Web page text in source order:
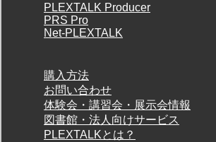
PLEXTALK Producer
PRS Pro
Net-PLEXTALK
購入方法
お問い合わせ
体験会・講習会・展示会情報
図書館・法人向けサービス
PLEXTALKとは？